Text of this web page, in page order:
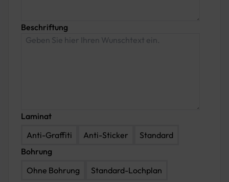
Beschriftung
Laminat
Anti-Graffiti
Anti-Sticker
Standard
Bohrung
Ohne Bohrung
Standard-Lochplan